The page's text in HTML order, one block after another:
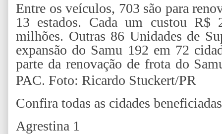
Entre os veículos, 703 são para
13 estados. Cada um custou
milhões. Outras 86 Unidades de
expansão do Samu 192 em 72
parte da renovação de frota do
PAC. Foto: Ricardo Stuckert/PR
Confira todas as cidades
Agrestina 1